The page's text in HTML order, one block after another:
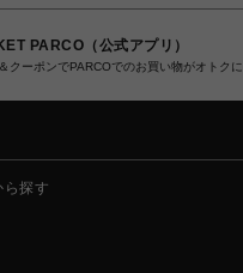
PARCO（公式アプリ）
クーポンでPARCOでのお買い物がオトクに
ら探す